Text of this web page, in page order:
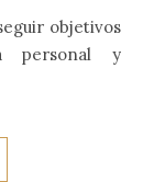
personal y